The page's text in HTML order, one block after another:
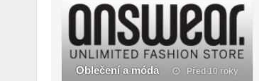
Oblečení a móda Před 10 roky